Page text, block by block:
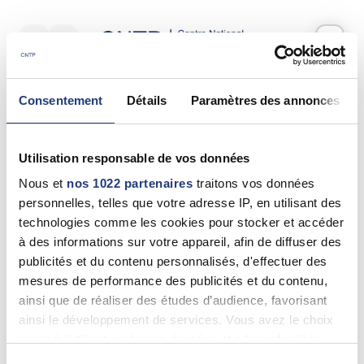
Consentement Détails Paramètres des annonces
Utilisation responsable de vos données
Nous et nos 1022 partenaires traitons vos données
personnelles, telles que votre adresse IP, en utilisant des
technologies comme les cookies pour stocker et accéder
à des informations sur votre appareil, afin de diffuser des
publicités et du contenu personnalisés, d'effectuer des
mesures de performance des publicités et du contenu,
ainsi que de réaliser des études d’audience, favorisant
ainsi le développement de services. Vous avez le choix
Votre test psychotechnique
Vendredi 11 Juillet 2025à10:45
Nom *
Prénom(s) *
Email *